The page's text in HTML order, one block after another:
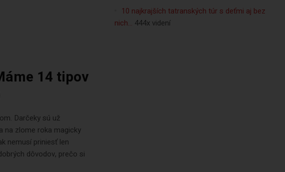
14 tipov
Darčeky sú už
na zlome roka magicky
nemusí priniesť len
dôvodov, prečo si
10 najkrajších tatranských túr s deťmi aj bez
nich… 444x videní